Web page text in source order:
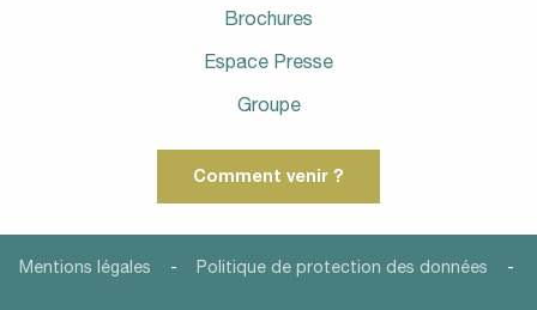
Brochures
Espace Presse
Groupe
Comment venir ?
Mentions légales - Politique de protection des données -